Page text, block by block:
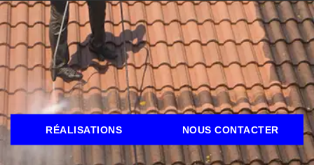
RÉALISATIONS NOUS CONTACTER